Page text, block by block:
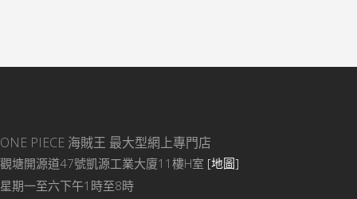
ONE PIECE 海賊王 最大型網上專門店
觀塘開源道47號凱源工業大廈11樓H室 [地圖]
星期一至六下午1時至8時